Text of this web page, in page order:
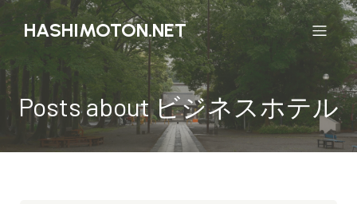
HASHIMOTON.NET
Posts about ビジネスホテル